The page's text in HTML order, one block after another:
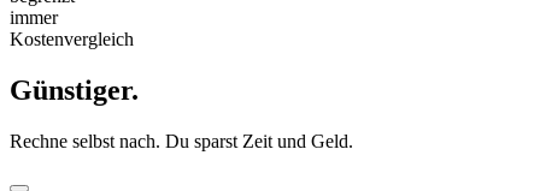
immer
Kostenvergleich
Günstiger.
Rechne selbst nach. Du sparst Zeit und Geld.